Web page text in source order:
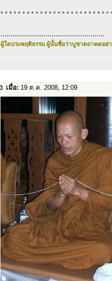
* * * * * * * * * * * * * * * * * * * * * * * * *
.....................................................
ผู้ใดประพฤติธรรม ผู้นั้นชื่อว่าบูชาตถาคตอย่า
เมื่อ: 19 ต.ค. 2008, 12:09